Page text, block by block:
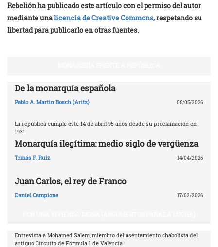
Rebelión ha publicado este artículo con el permiso del autor
mediante unalicencia de Creative Commons, respetando su
libertad para publicarlo en otras fuentes.
De la monarquía española
Pablo A. Martin Bosch (Aritz) 06/05/2026
La república cumple este 14 de abril 95 años desde su proclamación en
1931
Monarquía ilegítima: medio siglo de vergüenza
Tomás F. Ruiz 14/04/2026
Juan Carlos, el rey de Franco
Daniel Campione 17/02/2026
Entrevista a Mohamed Salem, miembro del asentamiento chabolista del
antiguo Circuito de Fórmula 1 de Valencia